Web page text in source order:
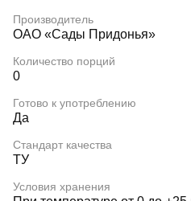
Производитель
ОАО «Сады Придонья»
Количество порций
0
Готово к употреблению
Да
Стандарт качества
ТУ
Условия хранения